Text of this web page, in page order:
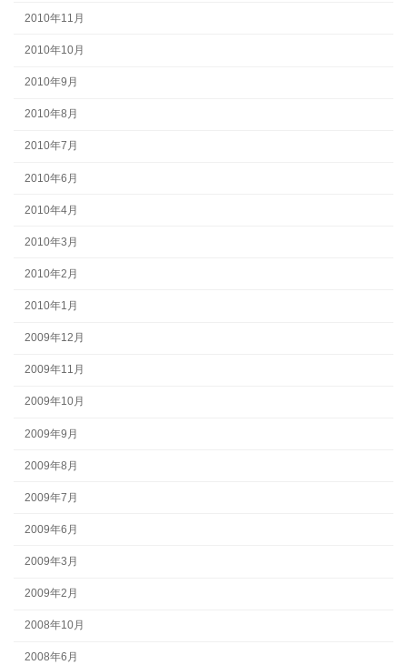
2010年11月
2010年10月
2010年9月
2010年8月
2010年7月
2010年6月
2010年4月
2010年3月
2010年2月
2010年1月
2009年12月
2009年11月
2009年10月
2009年9月
2009年8月
2009年7月
2009年6月
2009年3月
2009年2月
2008年10月
2008年6月